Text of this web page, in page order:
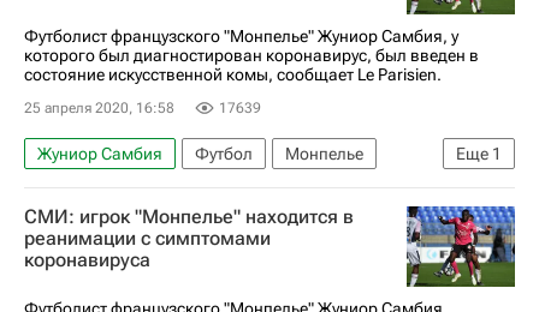
Футболист французского "Монпелье" Жуниор Самбия, у
которого был диагностирован коронавирус, был введен в
состояние искусственной комы, сообщает Le Parisien.
25 апреля 2020, 16:58 17639
Еще 1
Жуниор Самбия Футбол
Монпелье
Спорт в условиях пандемии коронавируса
СМИ: игрок "Монпелье" находится в
реанимации с симптомами
коронавируса